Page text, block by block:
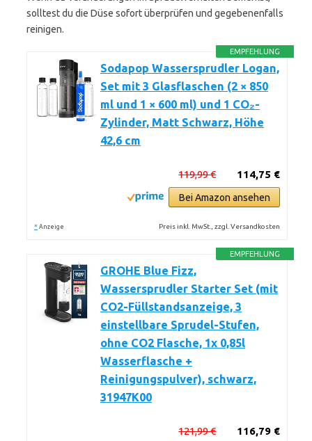
solltest du die Düse sofort überprüfen und gegebenenfalls
reinigen.
EMPFEHLUNG
Sodapop Wassersprudler Logan,
Set mit 3 Glasflaschen (2 × 850
ml und 1 × 600 ml) und 1 CO₂-
Zylinder, Matt Schwarz, Höhe
42,6 cm
114,75 €
119,99 €
Bei Amazon ansehen
* Anzeige Preis inkl. MwSt., zzgl. Versandkosten
EMPFEHLUNG
GROHE Blue Fizz,
Wassersprudler Starter Set (mit
CO2-Füllstandsanzeige, 3
einstellbare Sprudel-Stufen,
ohne CO2 Flasche, 1x 0,85l
Wasserflasche +
Reinigungspulver), schwarz,
31947K00
116,79 €
121,99 €